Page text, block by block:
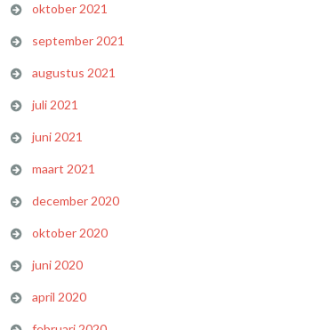
oktober 2021
september 2021
augustus 2021
juli 2021
juni 2021
maart 2021
december 2020
oktober 2020
juni 2020
april 2020